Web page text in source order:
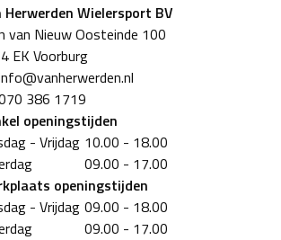
Herwerden Wielersport BV
van Nieuw Oosteinde 100
EK Voorburg
386 1719
openingstijden
- Vrijdag 10.00 - 18.00
09.00 - 17.00
openingstijden
- Vrijdag 09.00 - 18.00
09.00 - 17.00